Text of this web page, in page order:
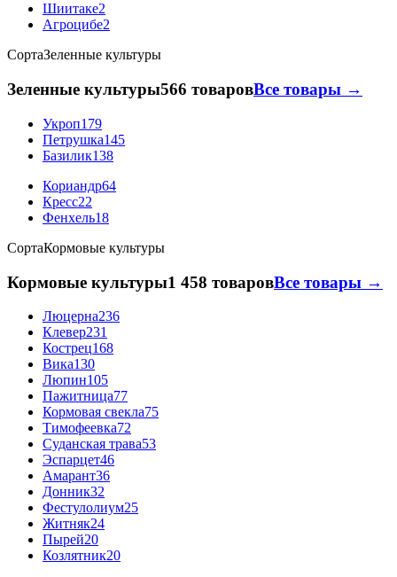
Шиитаке2
Агроцибе2
СортаЗеленные культуры
Зеленные культуры566 товаровВсе товары →
Укроп179
Петрушка145
Базилик138
Кориандр64
Кресс22
Фенхель18
СортаКормовые культуры
Кормовые культуры1 458 товаровВсе товары →
Люцерна236
Клевер231
Кострец168
Вика130
Люпин105
Пажитница77
Кормовая свекла75
Тимофеевка72
Суданская трава53
Эспарцет46
Амарант36
Донник32
Фестулолиум25
Житняк24
Пырей20
Козлятник20